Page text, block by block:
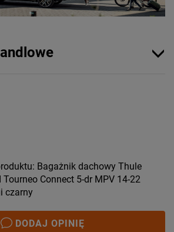
Bagażnik dachowy Thule
Connect 5-dr MPV 14-22
czarny
DODAJ OPINIĘ